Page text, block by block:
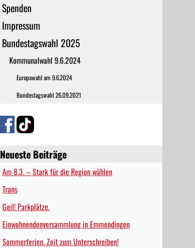
Spenden
Impressum
Bundestagswahl 2025
Kommunalwahl 9.6.2024
Europawahl am 9.6.2024
Bundestagswahl 26.09.2021
Neueste Beiträge
Am 8.3. – Stark für die Region wählen
Trans
Geil! Parkplätze.
Einwohnendenversammlung in Emmendingen
Sommerferien. Zeit zum Unterschreiben!